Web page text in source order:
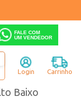
FALE COM
UM VENDEDOR
Login Carrinho
Vivet
Baixo